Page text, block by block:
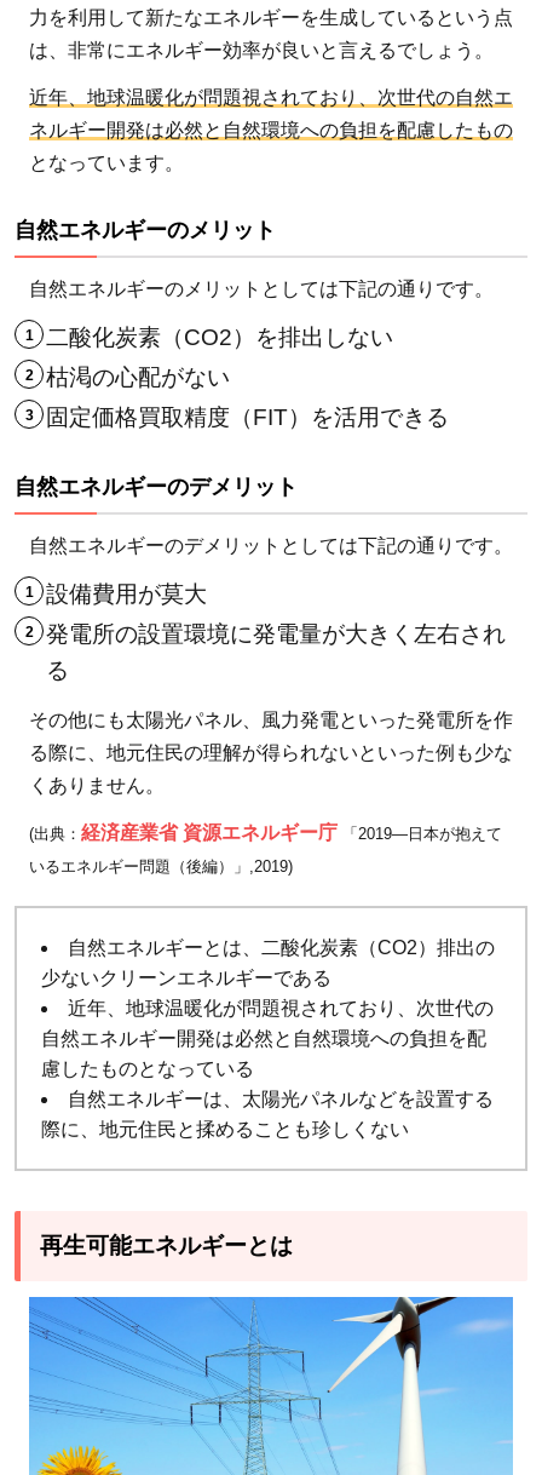
エ
ネ
ギ
ー
と
2.1
両者
いと
は
3
後
の
再
生
可
能
エ
ル
ギ
ー
に
つ
3.1
日本
のエ
ネル
ギー
自給
率
日本
生可
能エ
ネル
ギー
の今
後
力を利用して新たなエネルギーを生成しているという点
は、非常にエネルギー効率が良いと言えるでしょう。
近年、地球温暖化が問題視されており、次世代の自然エ
ネルギー開発は必然と自然環境への負担を配慮したもの
となっています。
自然エネルギーのメリット
自然エネルギーのメリットとしては下記の通りです。
二酸化炭素（CO2）を排出しない
枯渇の心配がない
固定価格買取精度（FIT）を活用できる
自然エネルギーのデメリット
自然エネルギーのデメリットとしては下記の通りです。
設備費用が莫大
発電所の設置環境に発電量が大きく左右され
る
その他にも太陽光パネル、風力発電といった発電所を作
る際に、地元住民の理解が得られないといった例も少な
くありません。
(出典： 経済産業省 資源エネルギー庁 「2019—日本が抱えて
いるエネルギー問題（後編）」,2019)
自然エネルギーとは、二酸化炭素（CO2）排出の
少ないクリーンエネルギーである
近年、地球温暖化が問題視されており、次世代の
自然エネルギー開発は必然と自然環境への負担を配
慮したものとなっている
自然エネルギーは、太陽光パネルなどを設置する
際に、地元住民と揉めることも珍しくない
再生可能エネルギーとは